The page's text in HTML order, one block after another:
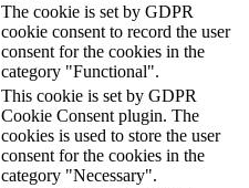
The cookie is set by GDPR
cookie consent to record the user
consent for the cookies in the
category "Functional".
This cookie is set by GDPR
Cookie Consent plugin. The
cookies is used to store the user
consent for the cookies in the
category "Necessary".